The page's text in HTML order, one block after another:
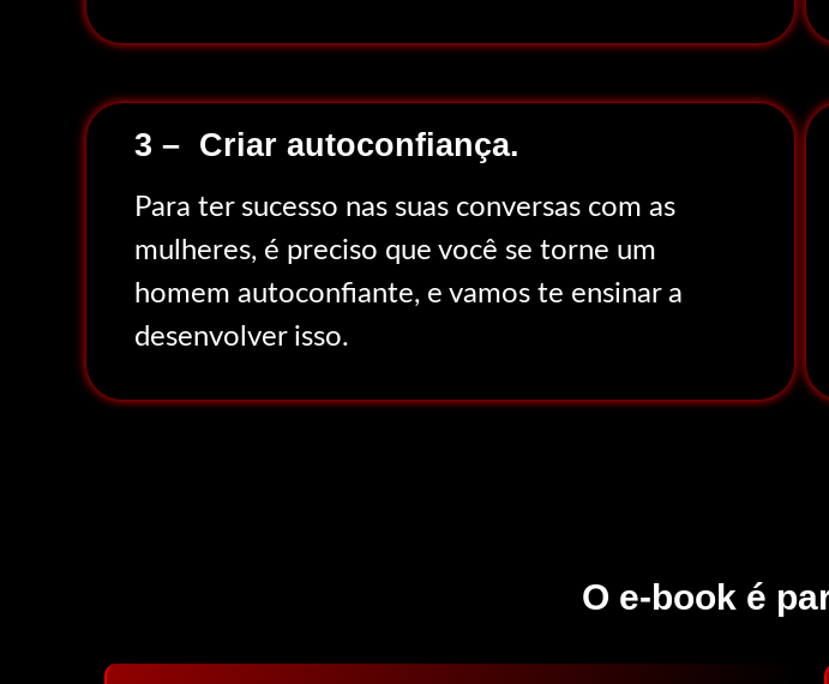
3 – Criar autoconfiança.
Para ter sucesso nas suas conversas com as
mulheres, é preciso que você se torne um
homem autoconfiante, e vamos te ensinar a
desenvolver isso.
O e-book é